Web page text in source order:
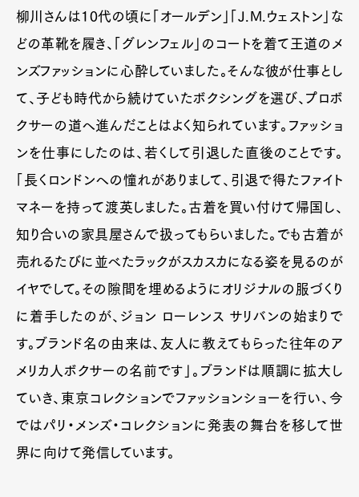
柳川さんは10代の頃に「オールデン」「J.M.ウェストン」な
どの革靴を履き、「グレンフェル」のコートを着て王道のメ
ンズファッションに心酔していました。そんな彼が仕事とし
て、子ども時代から続けていたボクシングを選び、プロボ
クサーの道へ進んだことはよく知られています。ファッショ
ンを仕事にしたのは、若くして引退した直後のことです。
「長くロンドンへの憧れがありまして、引退で得たファイト
マネーを持って渡英しました。古着を買い付けて帰国し、
知り合いの家具屋さんで扱ってもらいました。でも古着が
売れるたびに並べたラックがスカスカになる姿を見るのが
イヤでして。その隙間を埋めるようにオリジナルの服づくり
に着手したのが、ジョン ローレンス サリバンの始まりで
す。ブランド名の由来は、友人に教えてもらった往年のア
メリカ人ボクサーの名前です」。ブランドは順調に拡大し
ていき、東京コレクションでファッションショーを行い、今
ではパリ・メンズ・コレクションに発表の舞台を移して世
界に向けて発信しています。